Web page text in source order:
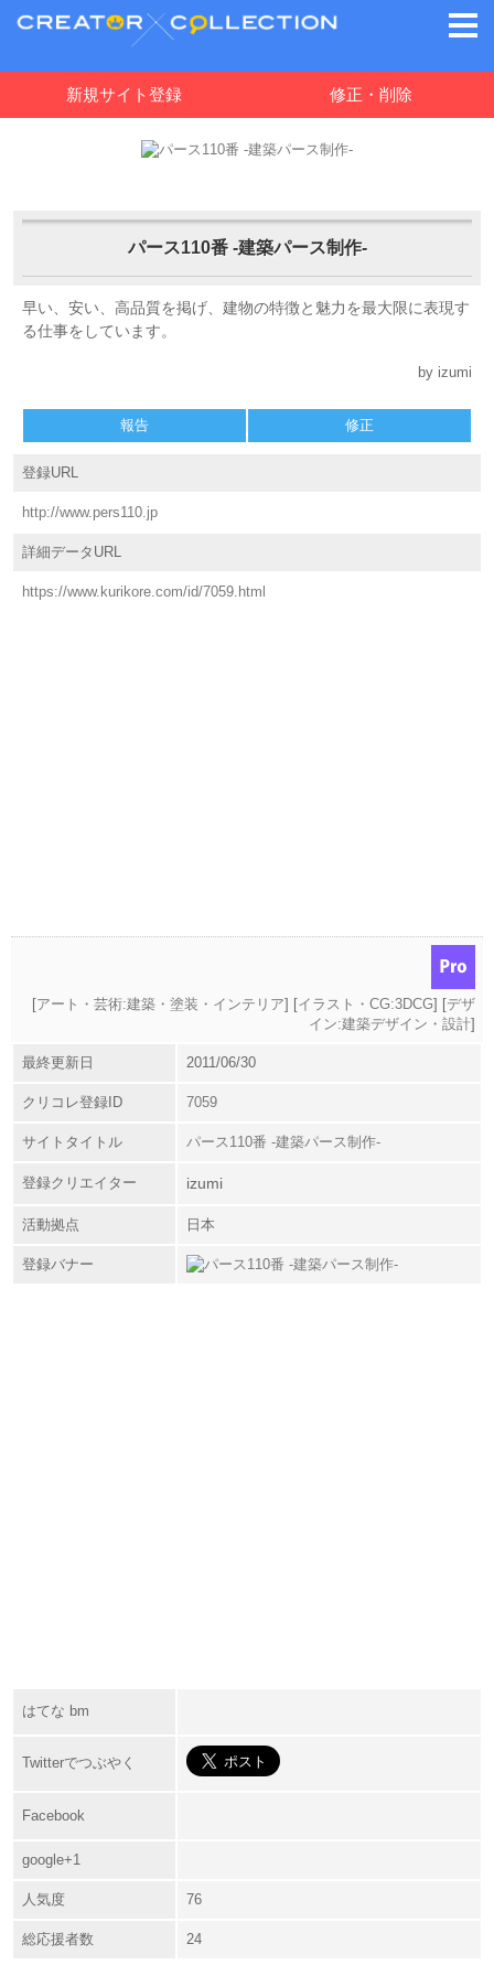
新規サイト登録 修正・削除
パース110番 -建築パース制作-
早い、安い、高品質を掲げ、建物の特徴と魅力を最大限に表現す
る仕事をしています。
by izumi
報告 修正
登録URL
http://www.pers110.jp
詳細データURL
https://www.kurikore.com/id/7059.html
[アート・芸術:建築・塗装・インテリア] [イラスト・CG:3DCG] [デザ
イン:建築デザイン・設計]
最終更新日 2011/06/30
クリコレ登録ID 7059
サイトタイトル パース110番 -建築パース制作-
登録クリエイター izumi
活動拠点 日本
登録バナー
はてな bm
Twitterでつぶやく
Facebook
google+1
人気度 76
総応援者数 24